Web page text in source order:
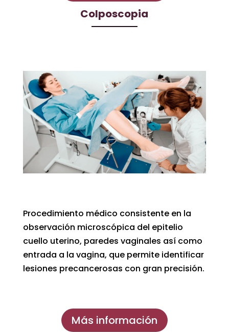
Colposcopia
Procedimiento médico consistente en la
observación microscópica del epitelio
cuello uterino, paredes vaginales así como
entrada a la vagina, que permite identificar
lesiones precancerosas con gran precisión.
Más información